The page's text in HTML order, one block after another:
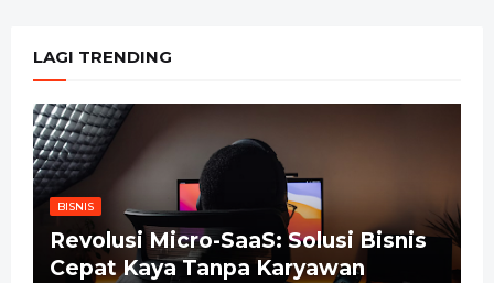
LAGI TRENDING
BISNIS
Revolusi Micro-SaaS: Solusi Bisnis
Cepat Kaya Tanpa Karyawan